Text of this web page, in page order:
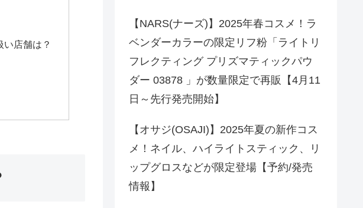
い店舗は？
【NARS(ナーズ)】2025年春コスメ！ラ
ベンダーカラーの限定リフ粉「ライトリ
フレクティング プリズマティックパウ
ダー 03878 」が数量限定で再販【4月11
日～先行発売開始】
【オサジ(OSAJI)】2025年夏の新作コス
メ！ネイル、ハイライトスティック、リ
ップグロスなどが限定登場【予約/発売
情報】